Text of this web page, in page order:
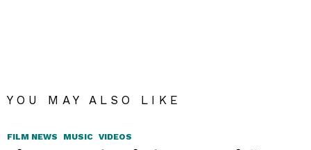
YOU MAY ALSO LIKE
FILM NEWS MUSIC VIDEOS